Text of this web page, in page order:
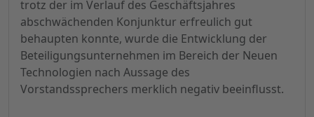
trotz der im Verlauf des Geschäftsjahres
abschwächenden Konjunktur erfreulich gut
behaupten konnte, wurde die Entwicklung der
Beteiligungsunternehmen im Bereich der Neuen
Technologien nach Aussage des
Vorstandssprechers merklich negativ beeinflusst.